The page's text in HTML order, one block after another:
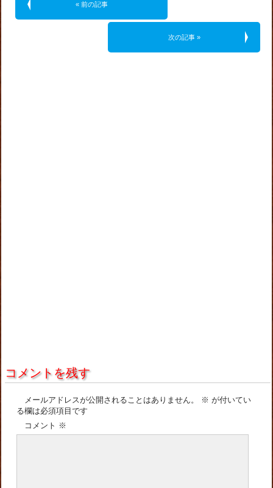
« 前の記事
次の記事 »
コメントを残す
メールアドレスが公開されることはありません。 ※ が付いてい
る欄は必須項目です
コメント ※